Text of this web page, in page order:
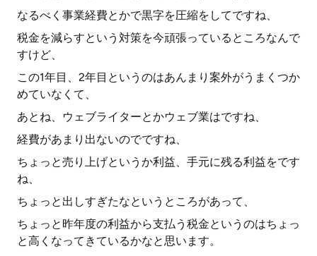
なるべく事業経費とかで黒字を圧縮をしてですね、
税金を減らすという対策を今頑張っているところなんで
すけど、
この1年目、2年目というのはあんまり案外がうまくつか
めていなくて、
あとね、ウェブライターとかウェブ業はですね、
経費があまり出ないのでですね、
ちょっと売り上げというか利益、手元に残る利益をです
ね、
ちょっと出しすぎたなというところがあって、
ちょっと昨年度の利益から支払う税金というのはちょっ
と高くなってきているかなと思います。